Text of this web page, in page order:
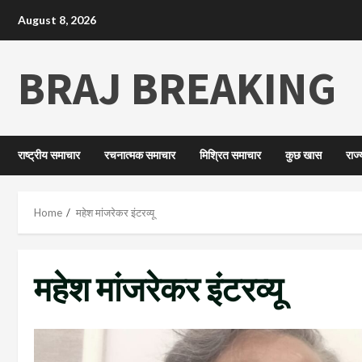
August 8, 2026
BRAJ BREAKING
राष्ट्रीय समाचार रचनात्मक समाचार मिश्रित समाचार कुछ खास
Home महेश मांजरेकर इंटरव्यू
महेश मांजरेकर इंटरव्यू